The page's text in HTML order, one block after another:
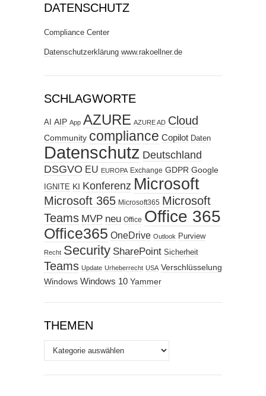
DATENSCHUTZ
Compliance Center
Datenschutzerklärung www.rakoellner.de
SCHLAGWORTE
AI AIP App AZURE AZURE AD Cloud
Community compliance Copilot Daten
Datenschutz Deutschland
DSGVO EU EUROPA Exchange GDPR Google
IGNITE KI Konferenz Microsoft
Microsoft 365 Microsoft365 Microsoft
Teams MVP neu Office Office 365
Office365 OneDrive Outlook Purview
Recht Security SharePoint Sicherheit
Teams Update Urheberrecht USA Verschlüsselung
Windows Windows 10 Yammer
THEMEN
Themen